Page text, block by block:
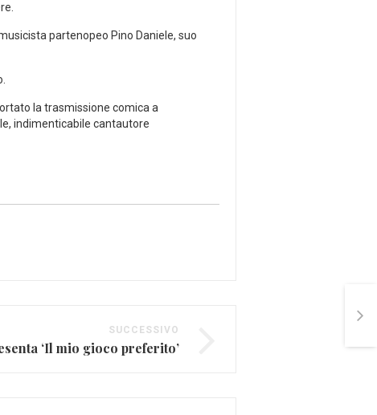
partenopeo Pino Daniele, suo
la trasmissione comica a
indimenticabile cantautore
SUCCESSIVO
‘Il mio gioco preferito’